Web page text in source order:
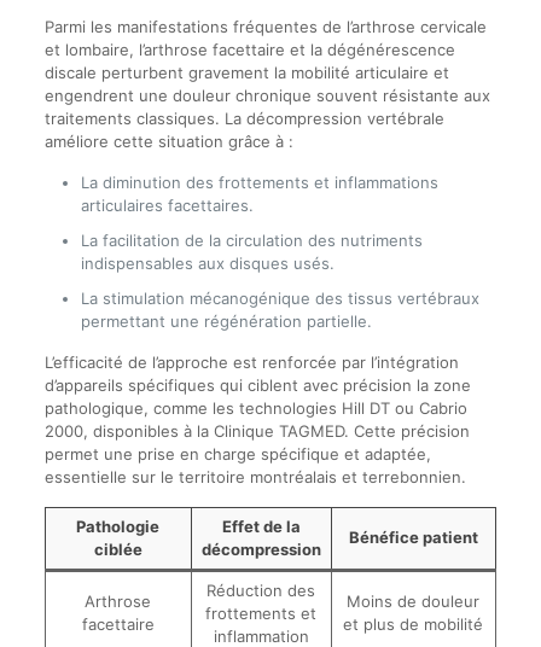
Parmi les manifestations fréquentes de l’arthrose cervicale
et lombaire, l’arthrose facettaire et la dégénérescence
discale perturbent gravement la mobilité articulaire et
engendrent une douleur chronique souvent résistante aux
traitements classiques. La décompression vertébrale
améliore cette situation grâce à :
La diminution des frottements et inflammations
articulaires facettaires.
La facilitation de la circulation des nutriments
indispensables aux disques usés.
La stimulation mécanogénique des tissus vertébraux
permettant une régénération partielle.
L’efficacité de l’approche est renforcée par l’intégration
d’appareils spécifiques qui ciblent avec précision la zone
pathologique, comme les technologies Hill DT ou Cabrio
2000, disponibles à la Clinique TAGMED. Cette précision
permet une prise en charge spécifique et adaptée,
essentielle sur le territoire montréalais et terrebonnien.
Pathologie
ciblée
Effet de la
décompression
Bénéfice patient
Arthrose
facettaire
Réduction des
frottements et
inflammation
Moins de douleur
et plus de mobilité